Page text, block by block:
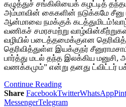
கழுத்துச் சங்கிலியைக் கழட்டித்
அம்மாவின் கைகளின் நடுக்கமே சீனு
ஆன்மாவை நமக்குக்
வணிகச் சமரசமற்று
வழியில் படைத்தமைக்குஎன
தெரிவித்துள்ள இயக்குநர்
பார்த்து மடல் தந்த இலக்கிய மனுசி,
வணக்கமும்” என்று தனது ட்விட்டர்
Continue Reading
Share FacebookTwitterWhatsApp
MessengerTelegram